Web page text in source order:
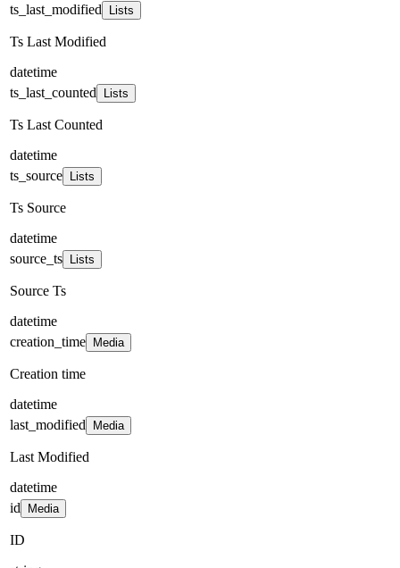
ts_last_modified
Lists
Ts Last Modified
datetime
ts_last_counted
Lists
Ts Last Counted
datetime
ts_source
Lists
Ts Source
datetime
source_ts
Lists
Source Ts
datetime
creation_time
Media
Creation time
datetime
last_modified
Media
Last Modified
datetime
id
Media
ID